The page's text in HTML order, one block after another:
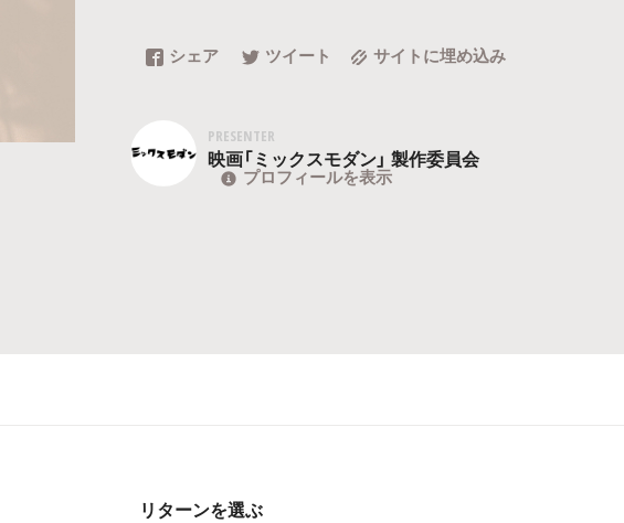
シェア ツイート サイトに埋め込み
PRESENTER
映画「ミックスモダン」 製作委員会
プロフィールを表示
リターンを選ぶ